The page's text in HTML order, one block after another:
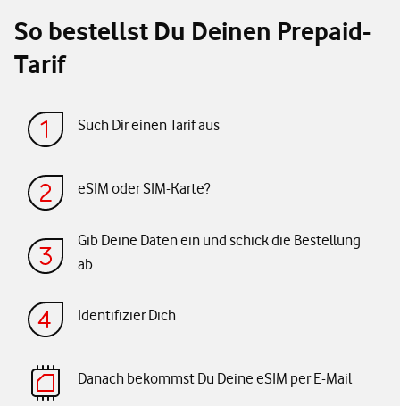
So bestellst Du Deinen Prepaid-
Tarif
Such Dir einen Tarif aus
eSIM oder SIM-Karte?
Gib Deine Daten ein und schick die Bestellung
ab
Identifizier Dich
Danach bekommst Du Deine eSIM per E-Mail